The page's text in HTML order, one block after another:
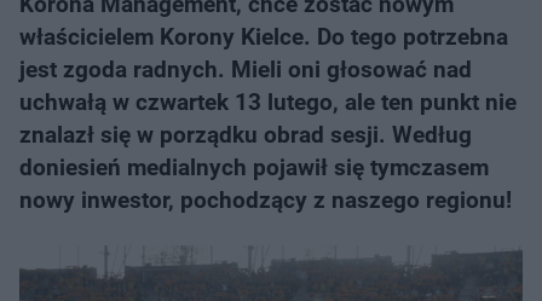
właścicielem Korony Kielce. Do tego potrzebna
jest zgoda radnych. Mieli oni głosować nad
uchwałą w czwartek 13 lutego, ale ten punkt nie
znalazł się w porządku obrad sesji. Według
doniesień medialnych pojawił się tymczasem
nowy inwestor, pochodzący z naszego regionu!